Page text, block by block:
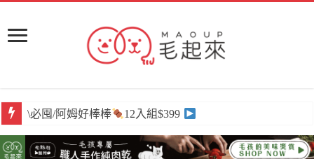
\必囤/阿姆好棒棒 12入組$399